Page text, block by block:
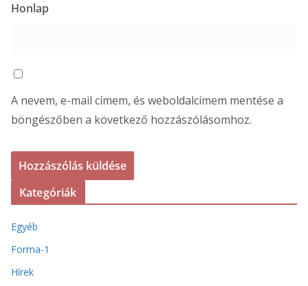
Honlap
A nevem, e-mail címem, és weboldalcímem mentése a
böngészőben a következő hozzászólásomhoz.
Kategóriák
Egyéb
Forma-1
Hírek